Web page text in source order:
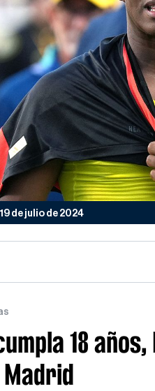
de julio de 2024
18